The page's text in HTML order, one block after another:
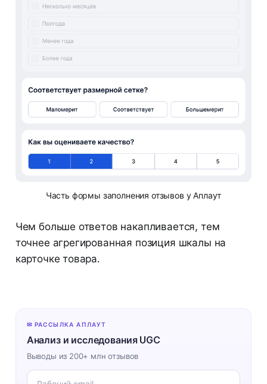
Часть формы заполнения отзывов у Аплаут
Чем больше ответов накапливается, тем
точнее агрегированная позиция шкалы на
карточке товара.
✉ РАССЫЛКА АПЛАУТ
Анализ и исследования UGC
Выводы из 200+ млн отзывов